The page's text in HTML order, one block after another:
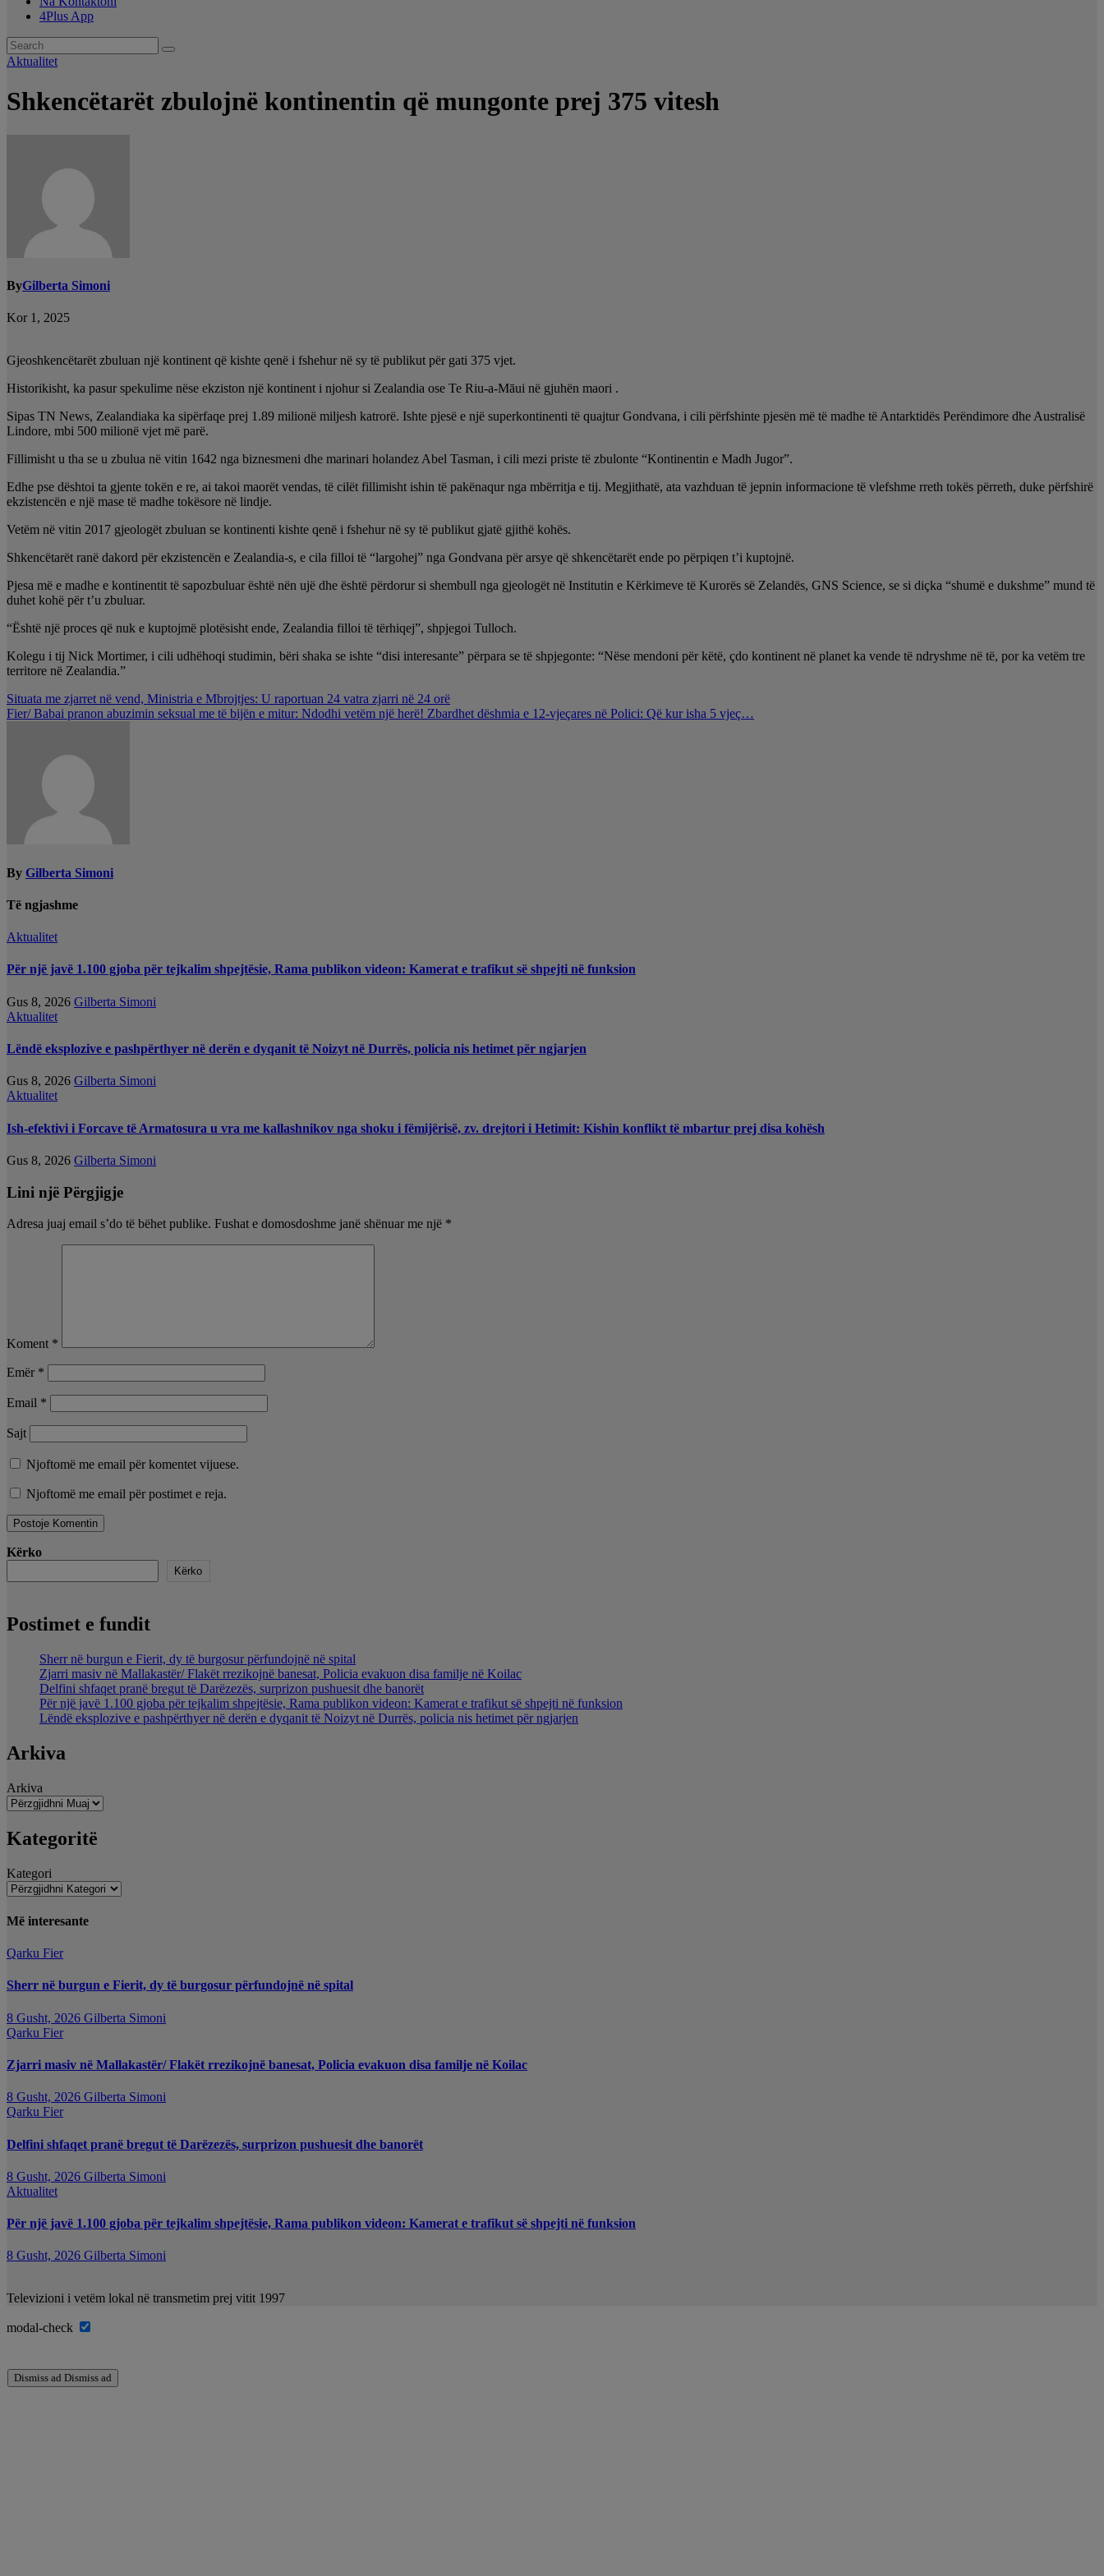
4Plus App
Aktualitet
Shkencëtarët zbulojnë kontinentin që mungonte prej 375 vitesh
ByGilberta Simoni
Kor 1, 2025
Gjeoshkencëtarët zbuluan një kontinent që kishte qenë i fshehur në sy të publikut për gati 375 vjet.
Historikisht, ka pasur spekulime nëse ekziston një kontinent i njohur si Zealandia ose Te Riu-a-Māui në gjuhën maori .
Sipas TN News, Zealandiaka ka sipërfaqe prej 1.89 milionë miljesh katrorë. Ishte pjesë e një superkontinenti të quajtur Gondvana, i cili përfshinte pjesën më të madhe të Antarktidës Perëndimore dhe Australisë
Lindore, mbi 500 milionë vjet më parë.
Fillimisht u tha se u zbulua në vitin 1642 nga biznesmeni dhe marinari holandez Abel Tasman, i cili mezi priste të zbulonte “Kontinentin e Madh Jugor”.
Edhe pse dështoi ta gjente tokën e re, ai takoi maorët vendas, të cilët fillimisht ishin të pakënaqur nga mbërritja e tij. Megjithatë, ata vazhduan të jepnin informacione të vlefshme rreth tokës përreth, duke përfshirë
ekzistencën e një mase të madhe tokësore në lindje.
Vetëm në vitin 2017 gjeologët zbuluan se kontinenti kishte qenë i fshehur në sy të publikut gjatë gjithë kohës.
Shkencëtarët ranë dakord për ekzistencën e Zealandia-s, e cila filloi të “largohej” nga Gondvana për arsye që shkencëtarët ende po përpiqen t’i kuptojnë.
Pjesa më e madhe e kontinentit të sapozbuluar është nën ujë dhe është përdorur si shembull nga gjeologët në Institutin e Kërkimeve të Kurorës së Zelandës, GNS Science, se si diçka “shumë e dukshme” mund të
duhet kohë për t’u zbuluar.
“Është një proces që nuk e kuptojmë plotësisht ende, Zealandia filloi të tërhiqej”, shpjegoi Tulloch.
Kolegu i tij Nick Mortimer, i cili udhëhoqi studimin, bëri shaka se ishte “disi interesante” përpara se të shpjegonte: “Nëse mendoni për këtë, çdo kontinent në planet ka vende të ndryshme në të, por ka vetëm tre
territore në Zealandia.”
Lëvizje
te
Situata me zjarret në vend, Ministria e Mbrojtjes: U raportuan 24 vatra zjarri në 24 orë
Fier/ Babai pranon abuzimin seksual me të bijën e mitur: Ndodhi vetëm një herë! Zbardhet dëshmia e 12-vjeçares në Polici: Që kur isha 5 vjeç…
By Gilberta Simoni
Të ngjashme
Aktualitet
Për një javë 1.100 gjoba për tejkalim shpejtësie, Rama publikon videon: Kamerat e trafikut së shpejti në funksion
Gus 8, 2026 Gilberta Simoni
Aktualitet
Lëndë eksplozive e pashpërthyer në derën e dyqanit të Noizyt në Durrës, policia nis hetimet për ngjarjen
Gus 8, 2026 Gilberta Simoni
Aktualitet
Ish-efektivi i Forcave të Armatosura u vra me kallashnikov nga shoku i fëmijërisë, zv. drejtori i Hetimit: Kishin konflikt të mbartur prej disa kohësh
Gus 8, 2026 Gilberta Simoni
Lini një Përgjigje
Adresa juaj email s’do të bëhet publike. Fushat e domosdoshme janë shënuar me një *
Koment *
Emër *
Email *
Sajt
Njoftomë me email për komentet vijuese.
Njoftomë me email për postimet e reja.
Kërko
Kërko
Postimet e fundit
Sherr në burgun e Fierit, dy të burgosur përfundojnë në spital
Zjarri masiv në Mallakastër/ Flakët rrezikojnë banesat, Policia evakuon disa familje në Koilac
Delfini shfaqet pranë bregut të Darëzezës, surprizon pushuesit dhe banorët
Për një javë 1.100 gjoba për tejkalim shpejtësie, Rama publikon videon: Kamerat e trafikut së shpejti në funksion
Lëndë eksplozive e pashpërthyer në derën e dyqanit të Noizyt në Durrës, policia nis hetimet për ngjarjen
Arkiva
Arkiva
Kategoritë
Kategori
Më interesante
Qarku Fier
Sherr në burgun e Fierit, dy të burgosur përfundojnë në spital
8 Gusht, 2026 Gilberta Simoni
Qarku Fier
Zjarri masiv në Mallakastër/ Flakët rrezikojnë banesat, Policia evakuon disa familje në Koilac
8 Gusht, 2026 Gilberta Simoni
Qarku Fier
Delfini shfaqet pranë bregut të Darëzezës, surprizon pushuesit dhe banorët
8 Gusht, 2026 Gilberta Simoni
Aktualitet
Për një javë 1.100 gjoba për tejkalim shpejtësie, Rama publikon videon: Kamerat e trafikut së shpejti në funksion
8 Gusht, 2026 Gilberta Simoni
Televizioni i vetëm lokal në transmetim prej vitit 1997
modal-check
Dismiss ad Dismiss ad